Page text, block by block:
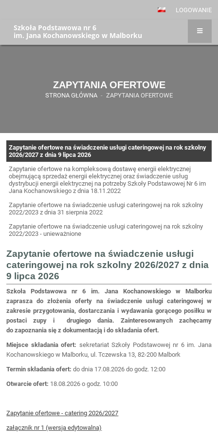
LOGOWANIE
Szkoła Podstawowa nr 6
im. Jana Kochanowskiego w Malborku
ZAPYTANIA OFERTOWE
STRONA GŁÓWNA - ZAPYTANIA OFERTOWE
Zapytanie ofertowe na świadczenie usługi cateringowej na rok szkolny
2026/2027 z dnia 9 lipca 2026
Zapytanie ofertowe na kompleksową dostawę energii elektrycznej
obejmującą sprzedaż energii elektrycznej oraz świadczenie usług
dystrybucji energii elektrycznej na potrzeby Szkoły Podstawowej Nr 6 im
Jana Kochanowskiego z dnia 18.11.2022
Zapytanie ofertowe na świadczenie usługi cateringowej na rok szkolny
2022/2023 z dnia 31 sierpnia 2022
Zapytanie ofertowe na świadczenie usługi cateringowej na rok szkolny
2022/2023 - unieważnione
Zapytanie ofertowe na świadczenie usługi
cateringowej na rok szkolny 2026/2027 z dnia
9 lipca 2026
Szkoła Podstawowa nr 6 im. Jana Kochanowskiego w Malborku
zaprasza do złożenia oferty na świadczenie usługi cateringowej w
zakresie przygotowania, dostarczania i wydawania gorącego posiłku w
postaci zupy i drugiego dania. Zainteresowanych zachęcamy
do zapoznania się z dokumentacją i do składania ofert.
Miejsce składania ofert: sekretariat Szkoły Podstawowej nr 6 im. Jana
Kochanowskiego w Malborku, ul. Tczewska 13, 82-200 Malbork
Termin składania ofert:do dnia 17.08.2026 do godz. 12:00
Otwarcie ofert: 18.08.2026 o godz. 10:00
Zapytanie ofertowe - catering 2026/2027
załącznik nr 1 (wersja edytowalna)